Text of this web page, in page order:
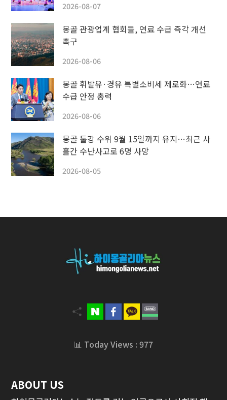
2026-08-07
몽골 관광업계 협회들, 연료 수급 즉각 개선
촉구
2026-08-06
몽골 휘발유·경유 특별소비세 제로화…연료
수급 안정 총력
2026-08-06
몽골 툴강 수위 9월 15일까지 유지…최근 사
흘간 수난사고로 6명 사망
2026-08-05
📊 Today Views : 977
ABOUT US